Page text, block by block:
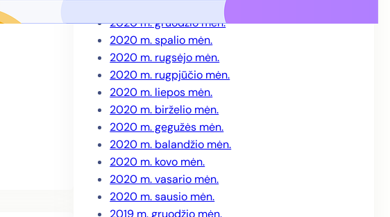
2020 m. gruodžio mėn.
2020 m. spalio mėn.
2020 m. rugsėjo mėn.
2020 m. rugpjūčio mėn.
2020 m. liepos mėn.
2020 m. birželio mėn.
2020 m. gegužės mėn.
2020 m. balandžio mėn.
2020 m. kovo mėn.
2020 m. vasario mėn.
2020 m. sausio mėn.
2019 m. gruodžio mėn.